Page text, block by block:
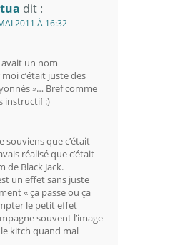
dit :
2011 À 16:32
avait un nom
c’était juste des
»… Bref comme
instructif :)
souviens que c’était
réalisé que c’était
de Black Jack.
un effet sans juste
« ça passe ou ça
le petit effet
souvent l’image
kitch quand mal